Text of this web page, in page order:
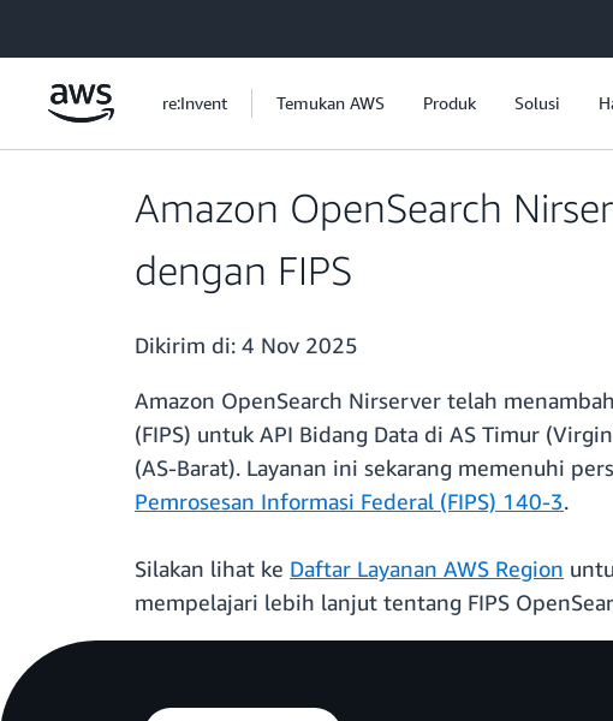
re:Invent Temukan AWS Produk Solusi
Amazon OpenSearch
dengan FIPS
Dikirim di: 4 Nov 2025
Amazon OpenSearch Nirserver telah
(FIPS) untuk API Bidang Data di AS Timur
(AS-Barat). Layanan ini sekarang memenuhi
Pemrosesan Informasi Federal (FIPS) 140-3.
Silakan lihat ke Daftar Layanan AWS Region
mempelajari lebih lanjut tentang FIPS